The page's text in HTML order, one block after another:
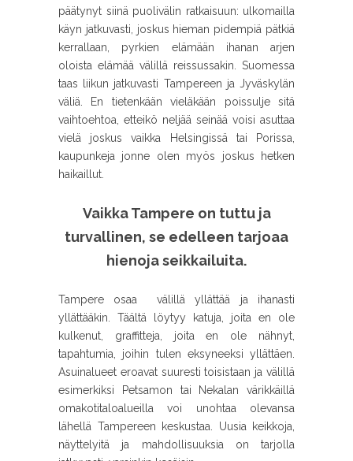
päätynyt siinä puolivälin ratkaisuun: ulkomailla
käyn jatkuvasti, joskus hieman pidempiä pätkiä
kerrallaan, pyrkien elämään ihanan arjen
oloista elämää välillä reissussakin. Suomessa
taas liikun jatkuvasti Tampereen ja Jyväskylän
väliä. En tietenkään vieläkään poissulje sitä
vaihtoehtoa, etteikö neljää seinää voisi asuttaa
vielä joskus vaikka Helsingissä tai Porissa,
kaupunkeja jonne olen myös joskus hetken
haikaillut.
Vaikka Tampere on tuttu ja
turvallinen, se edelleen tarjoaa
hienoja seikkailuita.
Tampere osaa välillä yllättää ja ihanasti
yllättääkin. Täältä löytyy katuja, joita en ole
kulkenut, graffitteja, joita en ole nähnyt,
tapahtumia, joihin tulen eksyneeksi yllättäen.
Asuinalueet eroavat suuresti toisistaan ja välillä
esimerkiksi Petsamon tai Nekalan värikkäillä
omakotitaloalueilla voi unohtaa olevansa
lähellä Tampereen keskustaa. Uusia keikkoja,
näyttelyitä ja mahdollisuuksia on tarjolla